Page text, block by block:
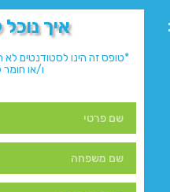
איך
*טופס זה הינו לסטודנטים
ו/או חומר